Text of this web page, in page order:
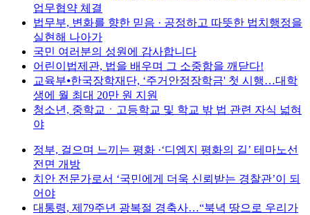
업무협약 체결
법무부, 변화를 향한 믿음 · 공정하고 따뜻한 법치행정을
실현해 나아가
국민 여러분의 성원에 감사합니다
어린이법제관, 법을 배우며 그 소중함을 깨닫다!
교육부⦁한국장학재단, ‘주거안정장학금' 첫 시행…대학
생에 월 최대 20만 원 지원
청소년, 중학교ㆍ고등학교 및 학교 밖 법 관련 자식 넓혀
야
정부, 걸으며 느끼는 평화 ·‘디엠지 평화의 길’ 테마노선
전면 개방
치안 전문가로서 ‘국민에게 더욱 신뢰받는 경찰관’이 되
어야
대통령, 제79주년 광복절 경축사…“북녁 땅으로 우리가